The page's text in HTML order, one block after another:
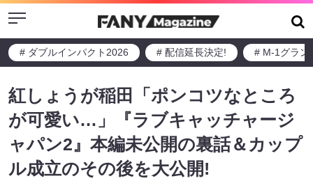
Menu
# ダブルインパクト2026 # 配信延長決定! # M-1グラン
紅しょうが稲田「ポンコツなところ
が可愛い…」『ラブキャッチャージ
ャパン2』本編未公開の裏話＆カップ
ル成立のその後を大公開!